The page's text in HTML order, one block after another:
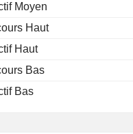
Moyen
Haut
Haut
Bas
Bas